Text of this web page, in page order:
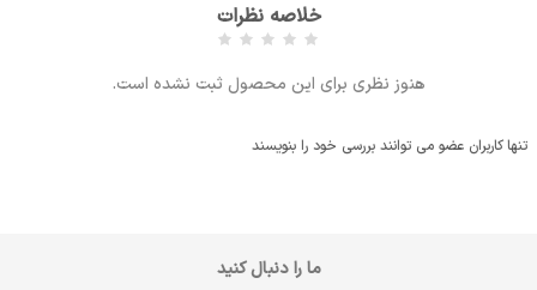
خلاصه نظرات
هنوز نظری برای این محصول ثبت نشده است.
تنها کاربران عضو می توانند بررسی خود را بنویسند
ما را دنبال کنید